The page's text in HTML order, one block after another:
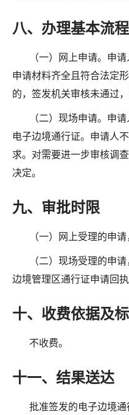
八、办理基本流程
（一）网上申请。申
申请材料齐全且符合法定
的，签发机关审核未通过
（二）现场申请。申
电子边境通行证。申请人
求。对需要进一步审核调
决定。
九、审批时限
（一）网上受理的申
（二）现场受理的申
边境管理区通行证申请回
十、收费依据及
不收费。
十一、结果送达
批准签发的电子边境